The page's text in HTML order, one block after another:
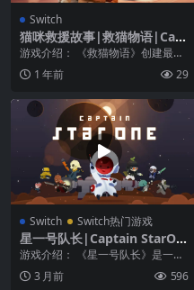
Switch
猫咪救援故事|救猫物语|Cat
Rescue Story中文
游戏介绍： 《救猫物语》创建最受
欢迎的猫救援中心！ 这取决于你创
造一个最受欢迎的...
1 年前 29
Switch Switch热门游戏
星一号队长|Captain StarOn
e中文
游戏介绍： 《星一号队长》是一款
“放置和操作”结合的游戏，在太空中
对抗敌人，保护...
3 月前 596